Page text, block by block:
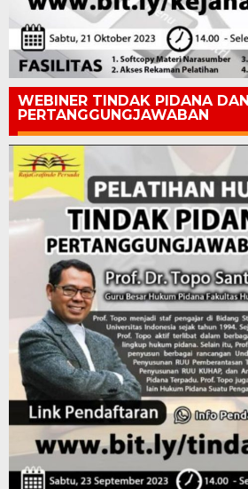
WEBINER TINDAK PIDANA DAN
PERTANGGUNGJAWABAN